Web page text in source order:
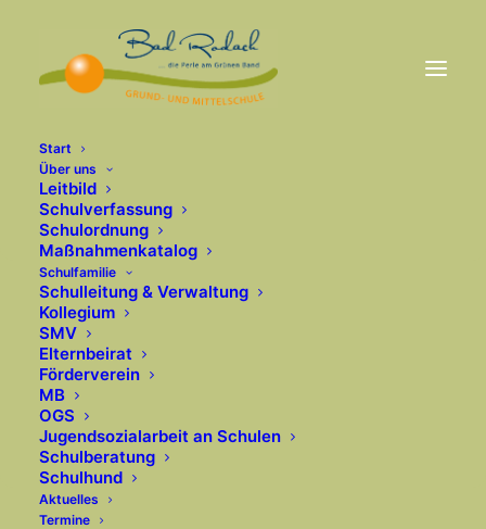
Start
Über uns
Leitbild
Schulverfassung
Schulordnung
Maßnahmenkatalog
Schulfamilie
Schulleitung & Verwaltung
Kollegium
SMV
Elternbeirat
Förderverein
MB
OGS
Jugendsozialarbeit an Schulen
Schulberatung
Schulhund
Aktuelles
Termine